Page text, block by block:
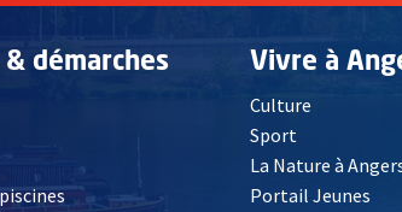
démarches
, Ouvre une nouvelle fenêtre
Vivre à
Culture
Sport
La Nature à
Portail Jeunes